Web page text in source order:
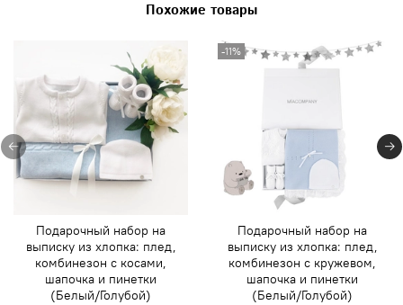
Похожие товары
Подарочный набор на
выписку из хлопка: плед,
комбинезон с косами,
шапочка и пинетки
(Белый/Голубой)
-11%
Подарочный набор на
выписку из хлопка: плед,
комбинезон с кружевом,
шапочка и пинетки
(Белый/Голубой)